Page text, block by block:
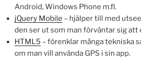
Android, Windows Phone m.fl.
jQuery Mobile – hjälper till med
den ser ut som man förväntar sig att
HTML5 – förenklar många tekniska
om man vill använda GPS i sin app.